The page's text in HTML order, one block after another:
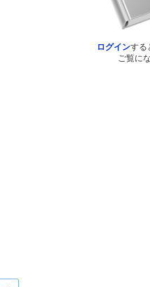
ログインする
ご覧に